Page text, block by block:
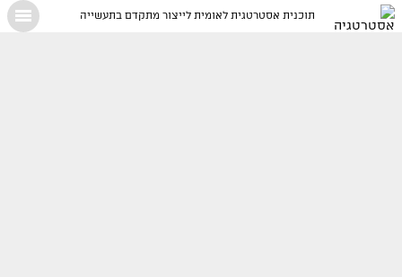
תוכנית אסטרטגית לאומית לייצור מתקדם בתעשייה
X